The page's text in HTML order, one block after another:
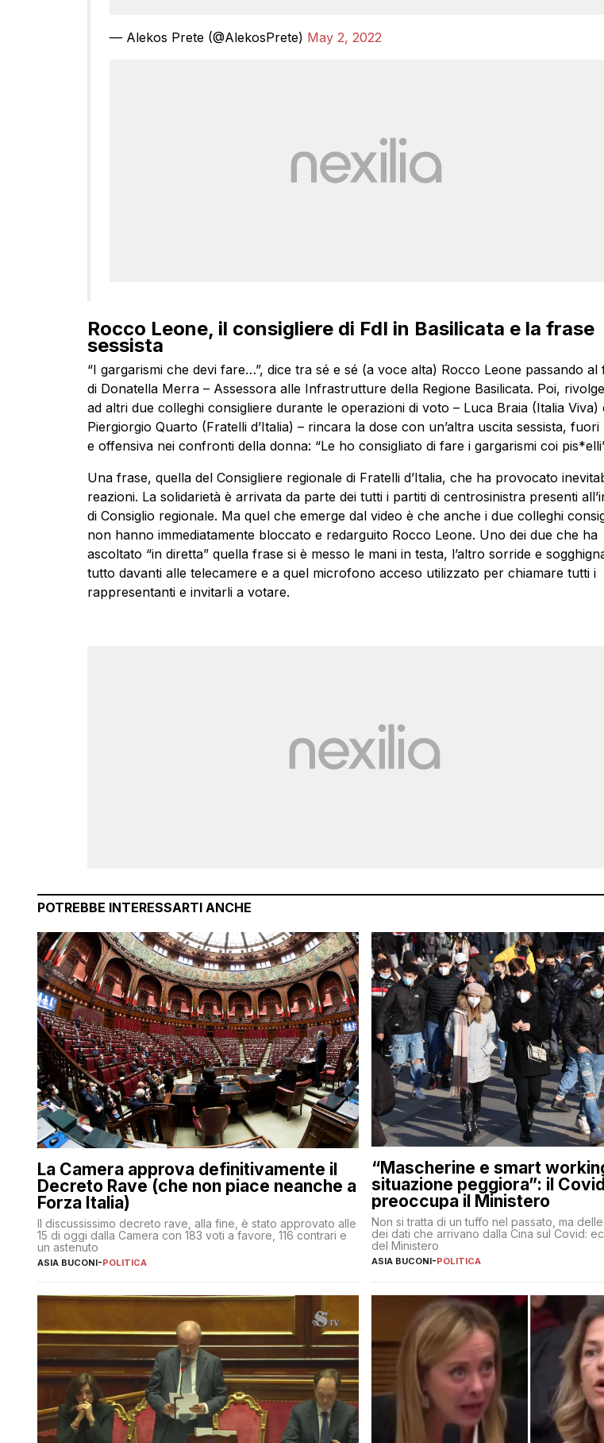
— Alekos Prete (@AlekosPrete) May 2, 2022
Rocco Leone, il consigliere di FdI in Basilicata e la frase
sessista
“I gargarismi che devi fare…”, dice tra sé e sé (a voce alta) Rocco Leone passando al
di Donatella Merra – Assessora alle Infrastrutture della Regione Basilicata. Poi,
ad altri due colleghi consigliere durante le operazioni di voto – Luca Braia (Italia Viva)
Piergiorgio Quarto (Fratelli d’Italia) – rincara la dose con un’altra uscita sessista, fuori
e offensiva nei confronti della donna: “Le ho consigliato di fare i gargarismi coi
Una frase, quella del Consigliere regionale di Fratelli d’Italia, che ha provocato
reazioni. La solidarietà è arrivata da parte dei tutti i partiti di centrosinistra presenti
di Consiglio regionale. Ma quel che emerge dal video è che anche i due colleghi
non hanno immediatamente bloccato e redarguito Rocco Leone. Uno dei due che ha
ascoltato “in diretta” quella frase si è messo le mani in testa, l’altro sorride e
tutto davanti alle telecamere e a quel microfono acceso utilizzato per chiamare tutti i
rappresentanti e invitarli a votare.
POTREBBE INTERESSARTI ANCHE
La Camera approva definitivamente il
Decreto Rave (che non piace neanche a
Forza Italia)
Il discussissimo decreto rave, alla fine, è stato approvato alle
15 di oggi dalla Camera con 183 voti a favore, 116 contrari e
un astenuto
ASIA BUCONI-POLITICA
“Mascherine e smart
situazione peggiora”: il
preoccupa il Ministero
Non si tratta di un tuffo nel passato, ma
dei dati che arrivano dalla Cina sul Covid:
del Ministero
ASIA BUCONI-POLITICA